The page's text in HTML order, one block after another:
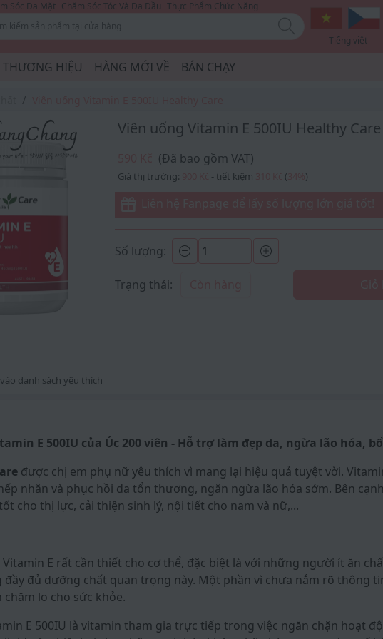
Sóc Da Mặt Chăm Sóc Tóc Và Da Đầu Thực Phẩm Chức Năng
Tiếng việt
THƯƠNG HIỆU HÀNG MỚI VỀ BÁN CHẠY
danh sách yêu thích
Viên uống Vitamin E 500IU Healthy Care
(Đã bao gồm VAT)
Giá thị trường: - tiết kiệm ( )
Số lượng:
Trạng thái:
E 500IU của Úc 200 viên - Hỗ trợ làm đẹp da, ngừa lão hóa,
được chị em phụ nữ yêu thích vì mang lại hiệu quả tuyệt vời.
nhăn và phục hồi da tổn thương, ngăn ngừa lão hóa sớm. Bên
cho thị lực, cải thiện sinh lý, nội tiết cho nam và nữ,...
E rất cần thiết cho cơ thể, đặc biệt là với những người ít ăn
đủ dưỡng chất quan trọng này. Một phần vì chưa nắm rõ thông
lo cho sức khỏe.
E 500IU là vitamin tham gia trực tiếp trong việc ngăn chặn hoạt